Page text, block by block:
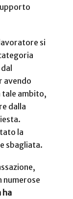
si
avendo
tale ambito,
dalla
la
sbagliata.
numerose
ha